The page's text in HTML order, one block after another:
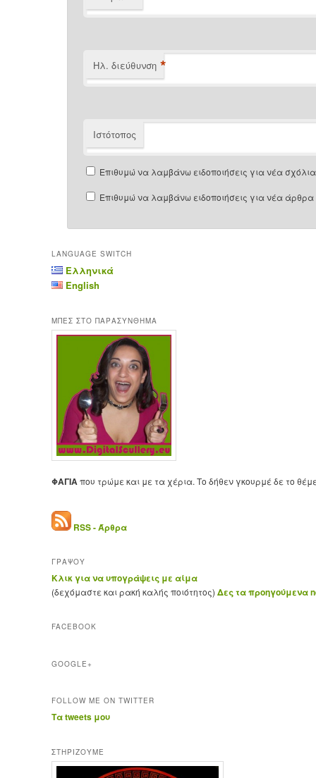
Ηλ. διεύθυνση *
Ιστότοπος
Επιθυμώ να λαμβάνω ειδοποιήσεις για νέα
Επιθυμώ να λαμβάνω ειδοποιήσεις για νέα
LANGUAGE SWITCH
Ελληνικά
English
ΜΠΕΣ ΣΤΟ ΠΑΡΑΣΥΝΘΗΜΑ
ΦΑΓΙΑπου τρώμε και με τα χέρια. Το δήθεν γκουρμέ δε το
RSS - Άρθρα
ΓΡΑΨΟΥ
Κλικ για να υπογράψεις με αίμα
(δεχόμαστε και ρακή καλής ποιότητος) Δες τα προηγούμενα
FACEBOOK
GOOGLE+
FOLLOW ME ON TWITTER
Τα tweets μου
ΣΤΗΡΊΖΟΥΜΕ